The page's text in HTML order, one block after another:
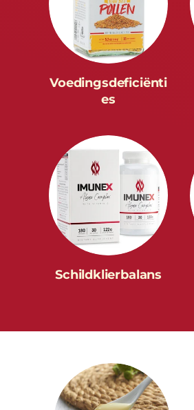
Voedingsdeficiënti
es
Schildklierbalans